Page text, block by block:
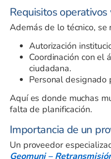
Requisitos
Además de lo técnico, se
Autorización
Coordinación con el
ciudadana.
Personal designado
Aquí es donde muchas
falta de planificación.
Importancia de un
Un proveedor
Geomuni –